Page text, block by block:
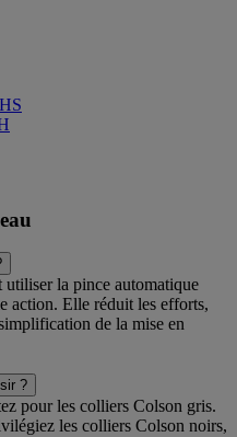
la pince automatique
action. Elle réduit les efforts,
de la mise en
?
pour les colliers Colson gris.
les colliers Colson noirs,